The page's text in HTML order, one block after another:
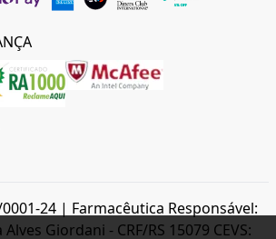
0001-24 | Farmacêutica Responsável:
Giordani - CRF/RS 15079 CEVS: